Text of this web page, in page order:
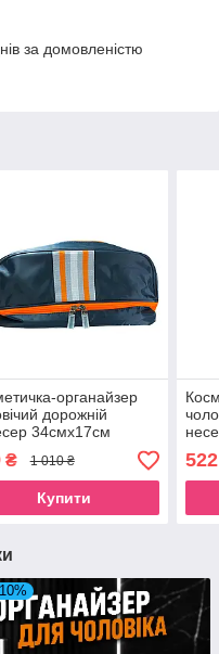
за домовленістю
органайзер
дорожній
34смх17см
для туалетного
Beauty Luxury
₴ 1 010 ₴
Купити
522